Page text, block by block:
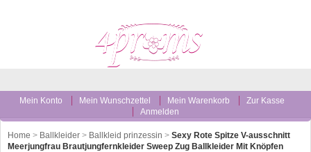
Mein Konto Mein Wunschzettel Mein Warenkorb
Zur Kasse
Anmelden
Home > Ballkleider > Ballkleid prinzessin > Sexy Rote Spitze V-ausschnitt
Meerjungfrau Brautjungfernkleider Sweep Zug Ballkleider Mit Knöpfen